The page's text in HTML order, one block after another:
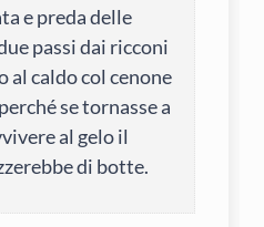
e preda delle
passi dai ricconi
al caldo col cenone
se tornasse a
al gelo il
di botte.